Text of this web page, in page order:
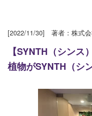
[2022/11/30] 著者：株式会
【SYNTH（シン
植物がSYNTH（シ